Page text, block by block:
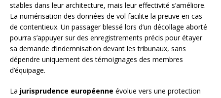
stables dans leur architecture, mais leur effectivité s’améliore.
La numérisation des données de vol facilite la preuve en cas
de contentieux. Un passager blessé lors d’un décollage aborté
pourra s’appuyer sur des enregistrements précis pour étayer
sa demande d’indemnisation devant les tribunaux, sans
dépendre uniquement des témoignages des membres
d’équipage.
La jurisprudence européenne évolue vers une protection